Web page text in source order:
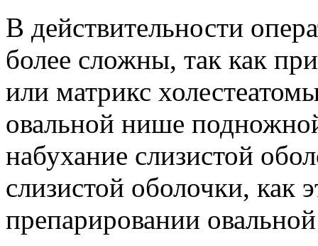
В действительности
более сложны, так как
или матрикс
овальной нише
набухание слизистой
слизистой оболочки, как
препарировании